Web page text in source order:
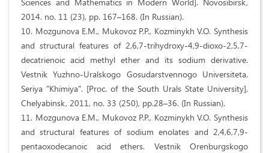
Sciences and Mathematics in Modern World]. Novosibirsk,
2014. no. 11 (23), pp. 167–168. (In Russian).
10. Mozgunova E.M., Mukovoz P.P., Kozminykh V.O. Synthesis
and structural features of 2,6,7-trihydroxy-4,9-dioxo-2,5,7-
decatrienoic acid methyl ether and its sodium derivative.
Vestnik Yuzhno-Uralskogo Gosudarstvennogo Universiteta.
Seriya "Khimiya". [Proc. of the South Urals State University],
Chelyabinsk, 2011, no. 33 (250), pp.28–36. (In Russian).
11. Mozgunova E.M., Mukovoz P.P., Kozminykh V.O. Synthesis
and structural features of sodium enolates and 2,4,6,7,9-
pentaoxodecanoic acid ethers. Vestnik Orenburgskogo